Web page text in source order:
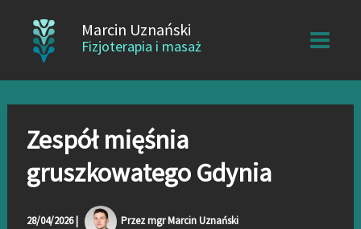
Marcin Uznański
Fizjoterapia i masaż
Zespół mięśnia
gruszkowatego Gdynia
28/04/2026| Przezmgr Marcin Uznański